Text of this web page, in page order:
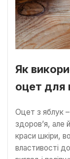
Як
оцет для
Оцет з яблук –
здоров’я, але
краси шкіри,
властивості